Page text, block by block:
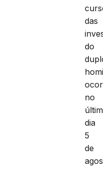
das
do
no
dia
5
de